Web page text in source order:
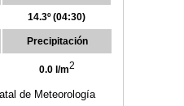
14.3º (04:30)
Precipitación
0.0 l/m2
de Meteorología